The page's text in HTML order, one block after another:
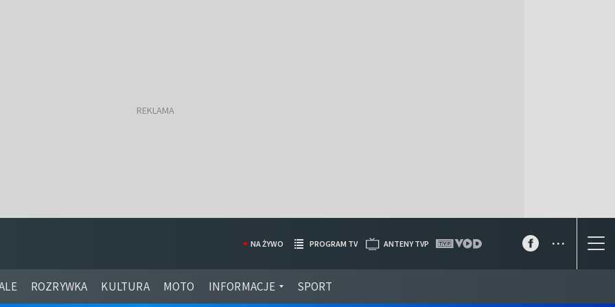
ROZRYWKA KULTURA MOTO INFORMACJE SPORT
NA ŻYWO PROGRAM TV ANTENY TVP ...